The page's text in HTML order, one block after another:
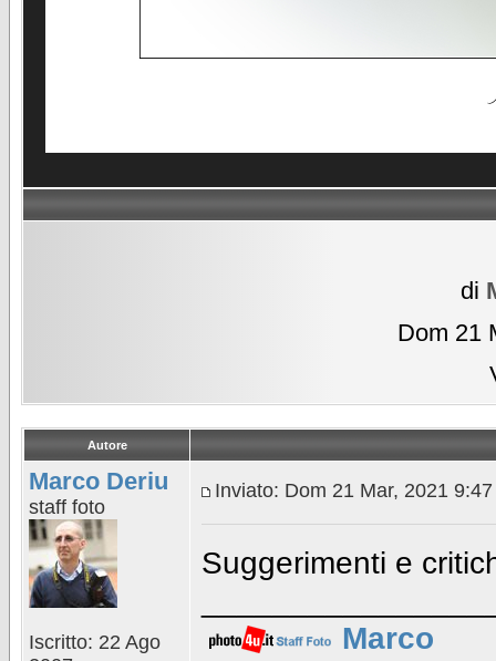
di
Dom 21
Autore
Marco Deriu
staff foto
Iscritto: 22 Ago
Inviato: Dom 21 Mar, 2021
Suggerimenti e
Marco